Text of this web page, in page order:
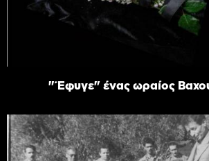
"Έφυγε" ένας ωραίος